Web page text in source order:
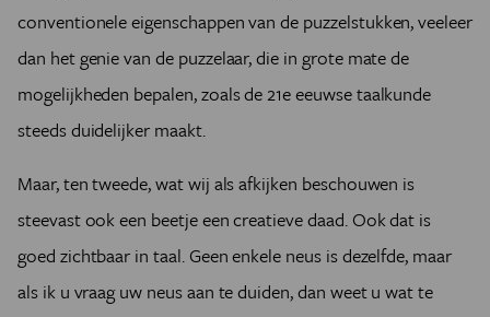
conventionele eigenschappen van de puzzelstukken, veeleer
dan het genie van de puzzelaar, die in grote mate de
mogelijkheden bepalen, zoals de 21e eeuwse taalkunde
steeds duidelijker maakt.
Maar, ten tweede, wat wij als afkijken beschouwen is
steevast ook een beetje een creatieve daad. Ook dat is
goed zichtbaar in taal. Geen enkele neus is dezelfde, maar
als ik u vraag uw neus aan te duiden, dan weet u wat te